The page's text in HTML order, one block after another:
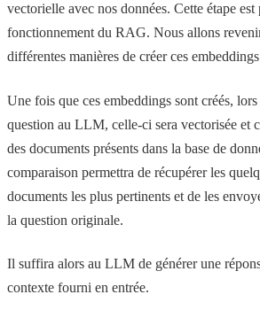
vectorielle avec nos données. Cette étape
fonctionnement du RAG. Nous allons
différentes manières de créer ces
Une fois que ces embeddings sont créés,
question au LLM, celle-ci sera vectorisée et
des documents présents dans la base de
comparaison permettra de récupérer les
documents les plus pertinents et de les
la question originale.
Il suffira alors au LLM de générer une
contexte fourni en entrée.